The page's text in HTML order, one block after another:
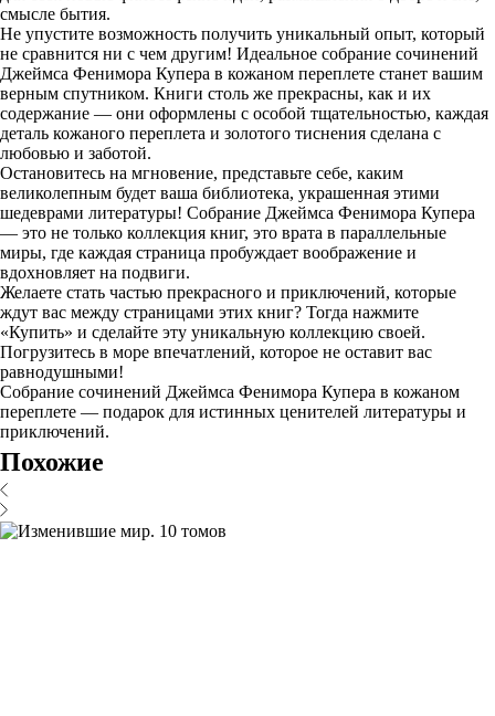
смысле бытия.
Не упустите возможность получить уникальный опыт, который
не сравнится ни с чем другим! Идеальное собрание сочинений
Джеймса Фенимора Купера в кожаном переплете станет вашим
верным спутником. Книги столь же прекрасны, как и их
содержание — они оформлены с особой тщательностью, каждая
деталь кожаного переплета и золотого тиснения сделана с
любовью и заботой.
Остановитесь на мгновение, представьте себе, каким
великолепным будет ваша библиотека, украшенная этими
шедеврами литературы! Собрание Джеймса Фенимора Купера
— это не только коллекция книг, это врата в параллельные
миры, где каждая страница пробуждает воображение и
вдохновляет на подвиги.
Желаете стать частью прекрасного и приключений, которые
ждут вас между страницами этих книг? Тогда нажмите
«Купить» и сделайте эту уникальную коллекцию своей.
Погрузитесь в море впечатлений, которое не оставит вас
равнодушными!
Собрание сочинений Джеймса Фенимора Купера в кожаном
переплете — подарок для истинных ценителей литературы и
приключений.
Похожие